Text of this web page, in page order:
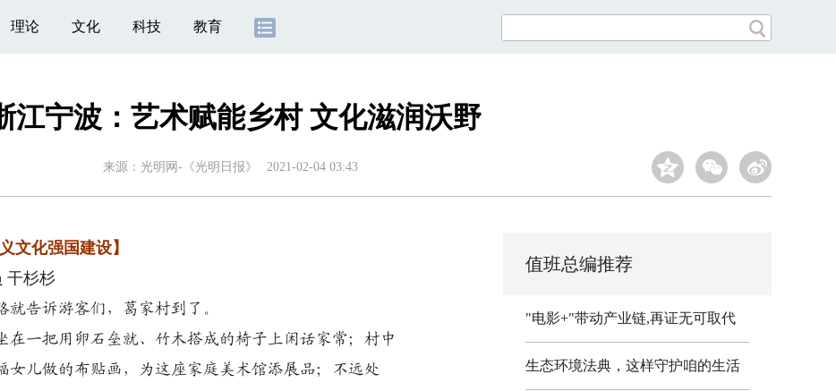
理论 文化 科技 教育
江宁波：艺术赋能乡村 文化滋润沃野
来源： 光明网-《光明日报》 2021-02-04 03:43
文化强国建设】
杉杉
告诉游客们，葛家村到了。
把用卵石垒就、竹木搭成的椅子上闲话家常；村中
儿做的布贴画，为这座家庭美术馆添展品；不远处
值班总编推荐
"电影+"带动产业链,再证无可取代
生态环境法典，这样守护咱的生活